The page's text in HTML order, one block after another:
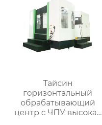
Тайсин
горизонтальный
обрабатывающий
центр с ЧПУ высокая